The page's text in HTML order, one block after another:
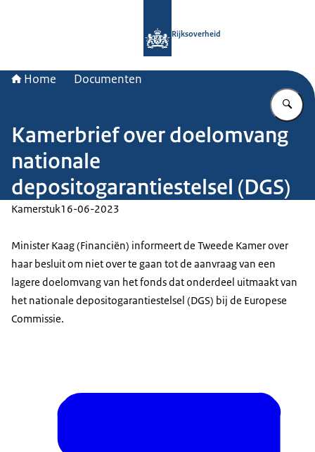
Rijksoverheid
Home Documenten
Kamerbrief over doelomvang
nationale
depositogarantiestelsel (DGS)
Kamerstuk16-06-2023
Minister Kaag (Financiën) informeert de Tweede Kamer over
haar besluit om niet over te gaan tot de aanvraag van een
lagere doelomvang van het fonds dat onderdeel uitmaakt van
het nationale depositogarantiestelsel (DGS) bij de Europese
Commissie.